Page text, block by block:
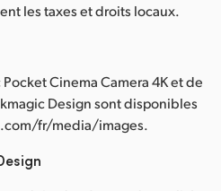
les taxes et droits locaux.
Cinema Camera 4K et de
Design sont disponibles
fr/media/images.